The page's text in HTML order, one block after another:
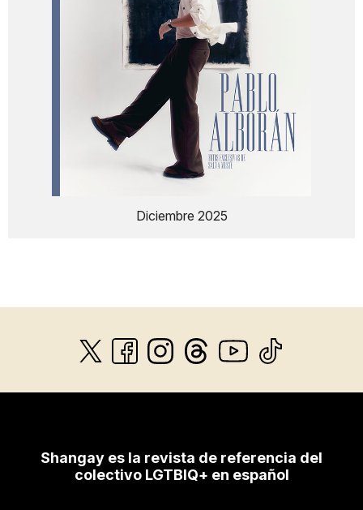
Diciembre 2025
Shangay es la revista de referencia del
colectivo LGTBIQ+ en español